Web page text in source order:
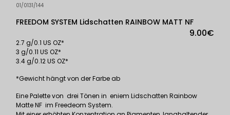
01/0131/144
FREEDOM SYSTEM Lidschatten RAINBOW MATT NF
9.00€
2.7 g/0.1 US OZ*
3 g/0.11 US OZ*
3.4 g/0.12 US OZ*
*Gewicht hängt von der Farbe ab
Eine Palette von drei Tönen in eniem Lidschatten Rainbow
Matte NF im Freedeom System.